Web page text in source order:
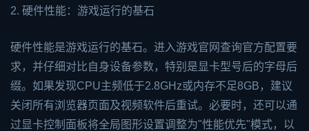
2. 硬件性能：游戏运行的基石
硬件性能是游戏运行的基石。进入游戏官网查询官方配置要
求，并仔细对比自身设备参数，特别是显卡型号后的字母后
缀。如果发现CPU主频低于2.8GHz或内存不足8GB，建议
关闭所有浏览器页面及视频软件后重试。必要时，还可以通
过显卡控制面板将全局图形设置调整为"性能优先"模式，以